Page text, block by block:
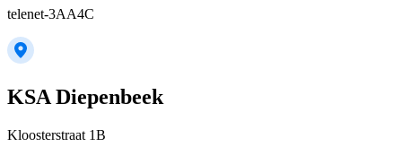
telenet-3AA4C
KSA Diepenbeek
Kloosterstraat 1B